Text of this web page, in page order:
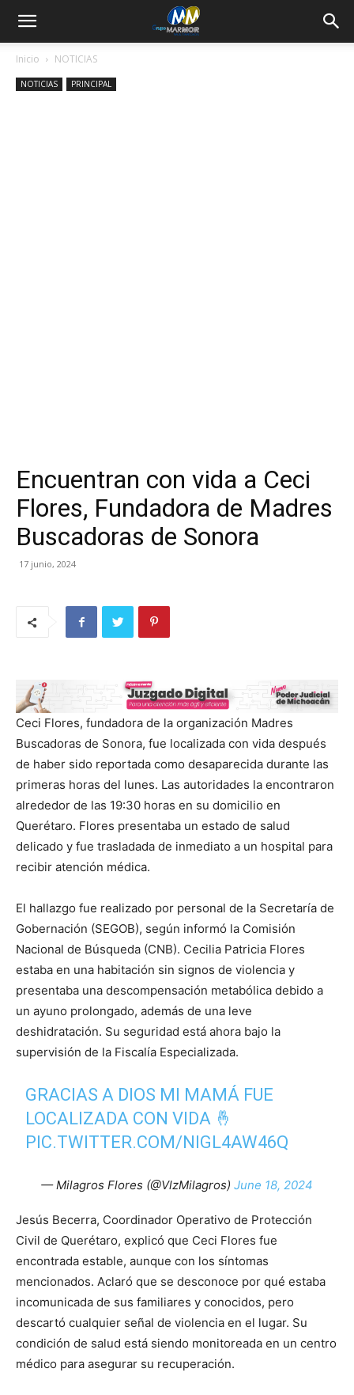
Inicio NOTICIAS
NOTICIAS PRINCIPAL
Encuentran con vida a Ceci
Flores, Fundadora de Madres
Buscadoras de Sonora
17 junio, 2024
Ceci Flores, fundadora de la organización Madres
Buscadoras de Sonora, fue localizada con vida después
de haber sido reportada como desaparecida durante las
primeras horas del lunes. Las autoridades la encontraron
alrededor de las 19:30 horas en su domicilio en
Querétaro. Flores presentaba un estado de salud
delicado y fue trasladada de inmediato a un hospital para
recibir atención médica.
El hallazgo fue realizado por personal de la Secretaría de
Gobernación (SEGOB), según informó la Comisión
Nacional de Búsqueda (CNB). Cecilia Patricia Flores
estaba en una habitación sin signos de violencia y
presentaba una descompensación metabólica debido a
un ayuno prolongado, además de una leve
deshidratación. Su seguridad está ahora bajo la
supervisión de la Fiscalía Especializada.
GRACIAS A DIOS MI MAMÁ FUE
LOCALIZADA CON VIDA 🤞
PIC.TWITTER.COM/NIGL4AW46Q
— Milagros Flores (@VlzMilagros) June 18, 2024
Jesús Becerra, Coordinador Operativo de Protección
Civil de Querétaro, explicó que Ceci Flores fue
encontrada estable, aunque con los síntomas
mencionados. Aclaró que se desconoce por qué estaba
incomunicada de sus familiares y conocidos, pero
descartó cualquier señal de violencia en el lugar. Su
condición de salud está siendo monitoreada en un centro
médico para asegurar su recuperación.